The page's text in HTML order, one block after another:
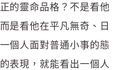
的靈命品格？不是看他
是看他在平凡無奇、日
個人面對普通小事的態
表現，就能看出一個人